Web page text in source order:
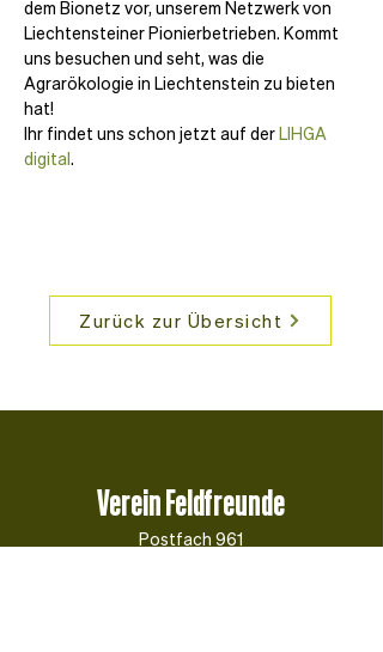
dem Bionetz vor, unserem Netzwerk von
Liechtensteiner Pionierbetrieben. Kommt
uns besuchen und seht, was die
Agrarökologie in Liechtenstein zu bieten
hat!
Ihr findet uns schon jetzt auf der LIHGA
digital.
Zurück zur Übersicht
Verein Feldfreunde
Postfach 961